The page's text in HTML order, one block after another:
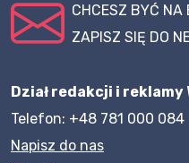
CHCESZ BYĆ NA
ZAPISZ SIĘ DO
Dział redakcji i
Telefon: +48 781 000 084
Napisz do nas